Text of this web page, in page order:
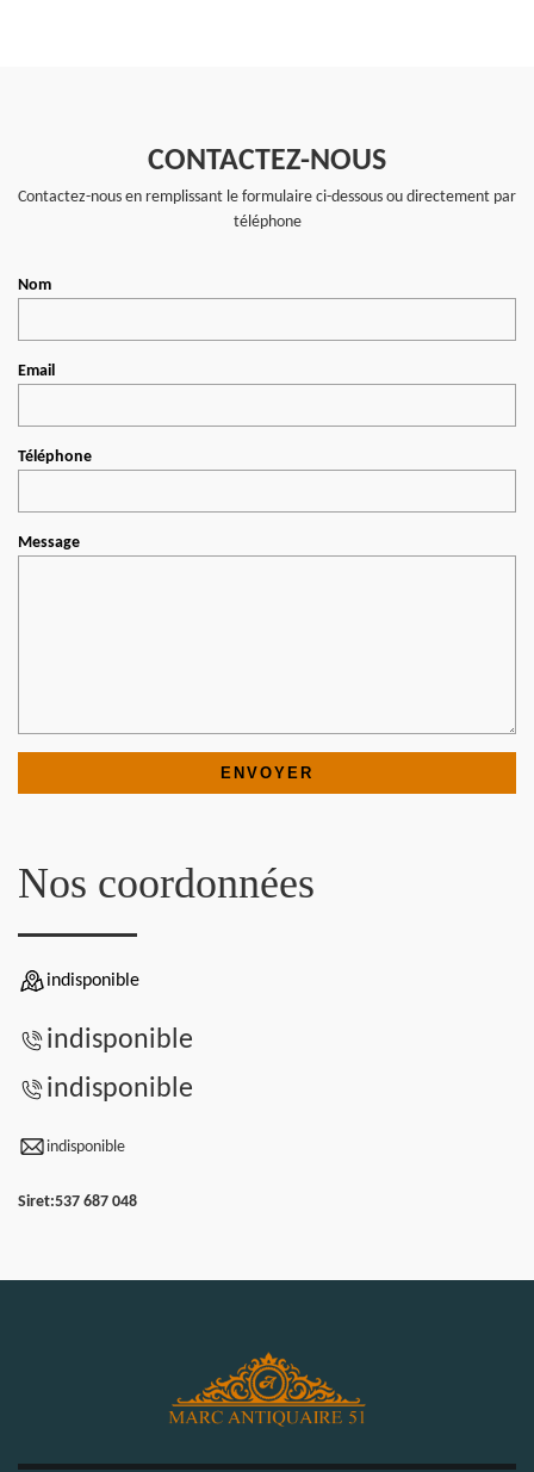
CONTACTEZ-NOUS
Contactez-nous en remplissant le formulaire ci-dessous ou directement par
téléphone
Nom
Email
Téléphone
Message
Nos coordonnées
indisponible
indisponible
indisponible
indisponible
Siret:537 687 048